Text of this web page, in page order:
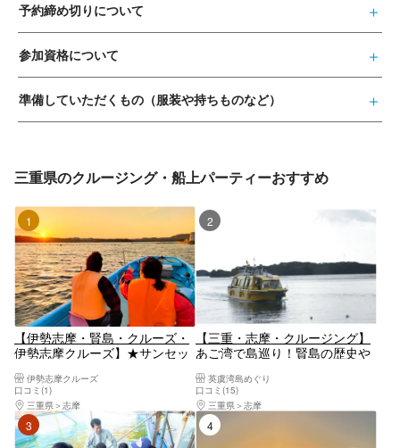
予約締め切りについて
参加資格について
準備していただくもの（服装や持ちものなど）
三重県のクルージング・船上パーティーおすすめ
1位
【伊勢志摩・賢島・クルーズ・
伊勢志摩クルーズ】★サンセッ
ふるさと英虞湾をご案内しま
す！小学生から参加OK！1名か
らでも参加OK！
伊勢志摩クルーズ
口コミ(1)
三重県
志摩
【三重・志摩・クルージング】
あご湾で島巡り！賢島の歴史や
な解説もお楽しみください。フ
ァミリーにおすすめ！未就学児
無料！＜乗合船＞
英虞湾島めぐり
口コミ(15)
三重県
志摩
3位